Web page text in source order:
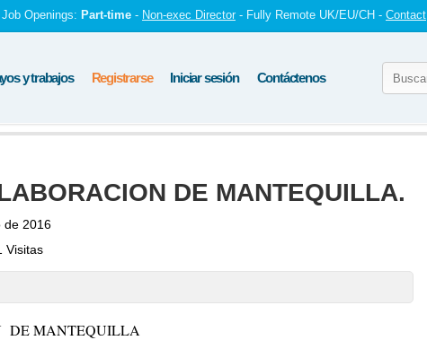
Job Openings: Part-time - Non-exec Director - Fully Remote UK/EU/CH - Contact
y trabajos Registrarse Iniciar sesión Contáctenos
DE MANTEQUILLA.
de 2016
Visitas
DE MANTEQUILLA